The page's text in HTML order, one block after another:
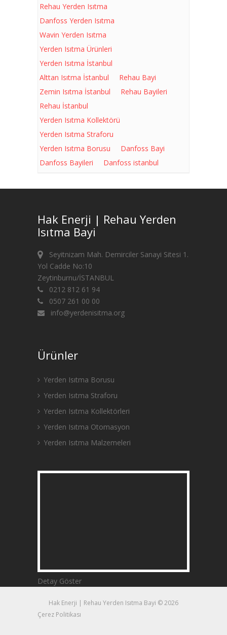
Rehau Yerden Isıtma
Danfoss Yerden Isıtma
Wavin Yerden Isıtma
Yerden Isıtma Ürünleri
Yerden Isıtma İstanbul
Alttan Isıtma İstanbul
Rehau Bayi
Zemin Isıtma İstanbul
Rehau Bayileri
Rehau İstanbul
Yerden Isıtma Kollektörü
Yerden Isıtma Straforu
Yerden Isıtma Borusu
Danfoss Bayi
Danfoss Bayileri
Danfoss istanbul
Hak Enerji | Rehau Yerden
Isıtma Bayi
Seyitnizam Mah. Demirciler Sanayi Sitesi 1.
Yol Cadde No:10
Zeytinburnu/İSTANBUL
0212 812 61 94
0507 261 00 00
info@yerdenisitma.org
Ürünler
Yerden Isıtma Borusu
Yerden Isıtma Straforu
Yerden Isıtma Kollektörleri
Yerden Isıtma Otomasyon
Yerden Isıtma Malzemeleri
Detay Göster
Hak Enerji | Rehau Yerden Isıtma Bayi © 2026
Çerez Politikası